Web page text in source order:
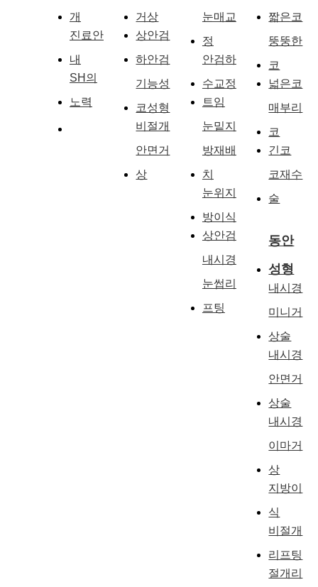
개
진료안
내
SH의
노력
거상
상안검
하안검
기능성
코성형
비절개
안면거
상
눈매교
정
안검하
수교정
트임
눈밑지
방재배
치
눈위지
방이식
상안검
내시경
눈썹리
프팅
짧은코
뚱뚱한
코
넓은코
매부리
코
긴코
코재수
술
동안
성형
내시경
미니거
상술
내시경
안면거
상술
내시경
이마거
상
지방이
식
비절개
리프팅
절개리